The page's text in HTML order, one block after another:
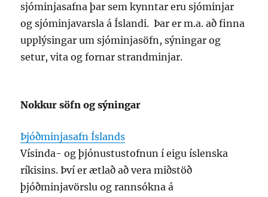
sjóminjasafna þar sem kynntar eru sjóminjar
og sjóminjavarsla á Íslandi. Þar er m.a. að finna
upplýsingar um sjóminjasöfn, sýningar og
setur, vita og fornar strandminjar.
Nokkur söfn og sýningar
Þjóðminjasafn Íslands
Vísinda- og þjónustustofnun í eigu íslenska
ríkisins. Því er ætlað að vera miðstöð
þjóðminjavörslu og rannsókna á